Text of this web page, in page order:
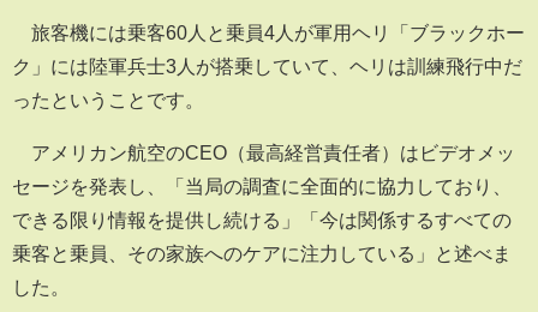
旅客機には乗客60人と乗員4人が軍用ヘリ「ブラックホー
ク」には陸軍兵士3人が搭乗していて、ヘリは訓練飛行中だ
ったということです。
アメリカン航空のCEO（最高経営責任者）はビデオメッ
セージを発表し、「当局の調査に全面的に協力しており、
できる限り情報を提供し続ける」「今は関係するすべての
乗客と乗員、その家族へのケアに注力している」と述べま
した。